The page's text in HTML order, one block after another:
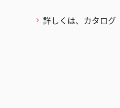
詳しくは、カタログ